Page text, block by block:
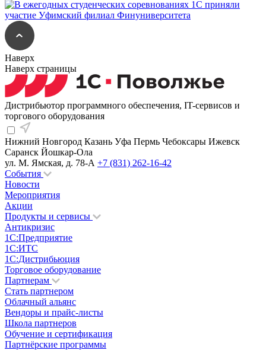
Наверх
Наверх страницы
Дистрибьютор программного обеспечения, IT-сервисов и
торгового оборудования
Нижний Новгород Казань Уфа Пермь Чебоксары Ижевск
Саранск Йошкар-Ола
ул. М. Ямская, д. 78-А +7 (831) 262-16-42
События
Новости
Мероприятия
Акции
Продукты и сервисы
Антикризис
1С:Предприятие
1С:ИТС
1С:Дистрибьюция
Торговое оборудование
Партнерам
Стать партнером
Облачный альянс
Вендоры и прайс-листы
Школа партнеров
Обучение и сертификация
Партнёрские программы